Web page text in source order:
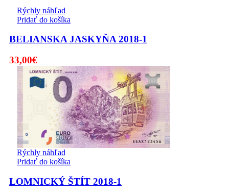
Rýchly náhľad
Pridať do košíka
BELIANSKA JASKYŇA 2018-1
33,00€
Rýchly náhľad
Pridať do košíka
LOMNICKÝ ŠTÍT 2018-1